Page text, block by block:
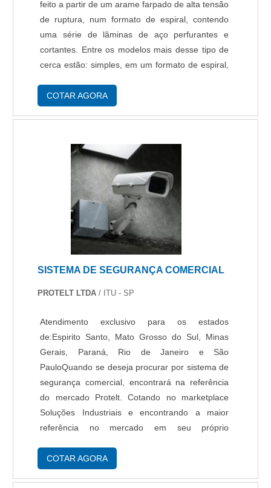
feito a partir de um arame farpado de alta tensão
de ruptura, num formato de espiral, contendo
uma série de lâminas de aço perfurantes e
cortantes. Entre os modelos mais desse tipo de
cerca estão: simples, em um formato de espiral,
entrelaçadas ou travadas entre si flat, quando
COTAR AGORA
SISTEMA DE SEGURANÇA COMERCIAL
PROTELT LTDA / ITU - SP
Atendimento exclusivo para os estados
de:Espirito Santo, Mato Grosso do Sul, Minas
Gerais, Paraná, Rio de Janeiro e São
PauloQuando se deseja procurar por sistema de
segurança comercial, encontrará na referência
do mercado Protelt. Cotando no marketplace
Soluções Industriais e encontrando a maior
referência no mercado em seu próprio
SISTEMA DE SEGURANÇA COMERCIALSe
COTAR AGORA